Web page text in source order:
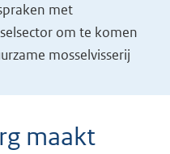
met
om te komen
mosselvisserij
maakt